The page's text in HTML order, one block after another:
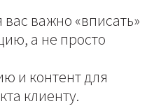
важно «вписать»
а не просто
и контент для
клиенту.